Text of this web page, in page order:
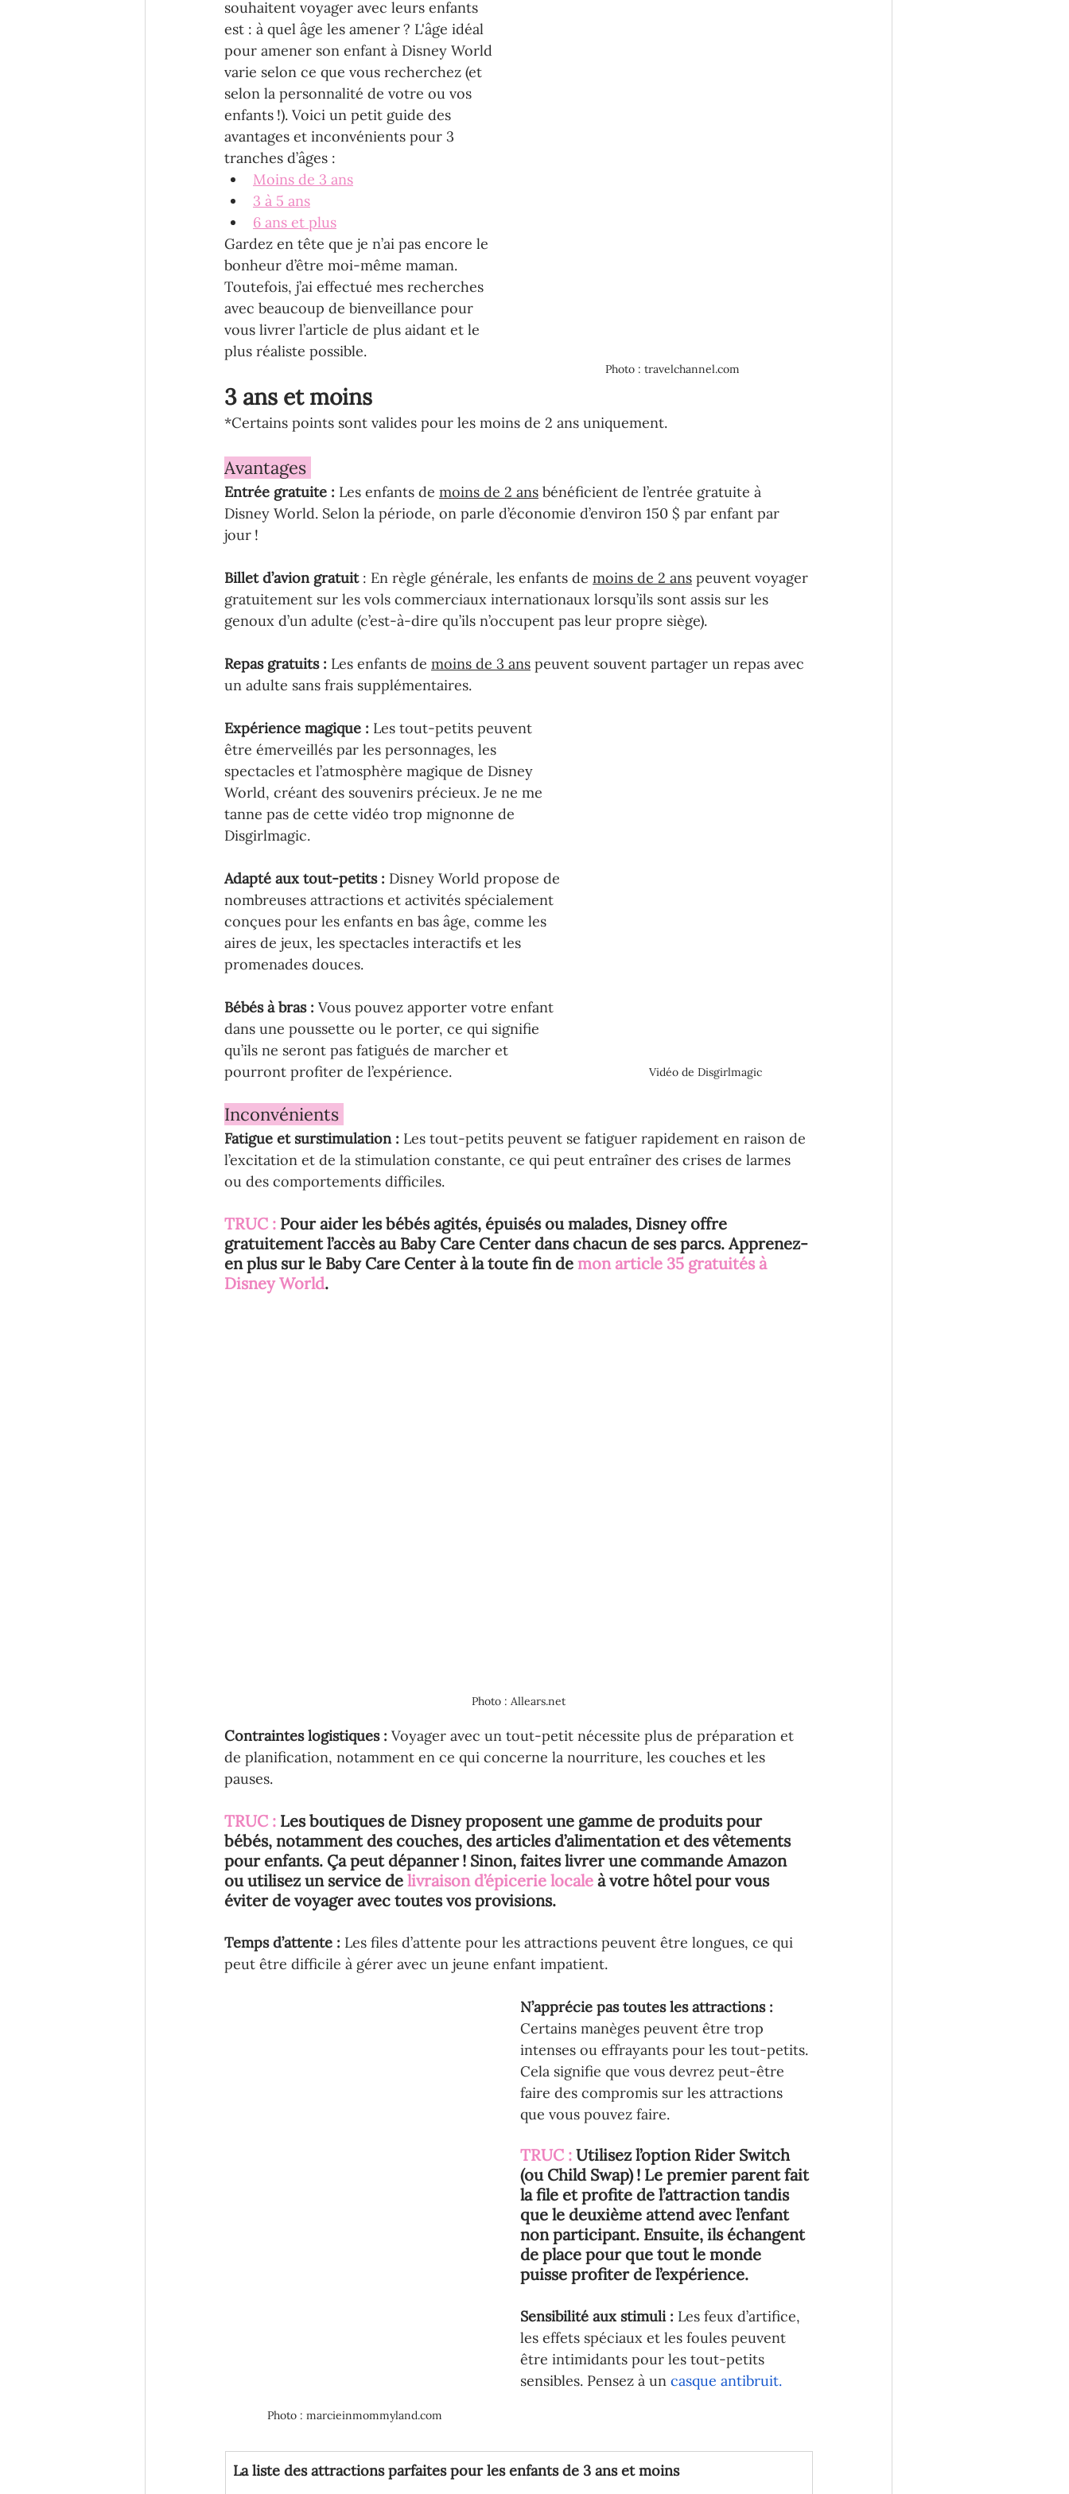
Photo : travelchannel.com
souhaitent voyager avec leurs enfants
est : à quel âge les amener ? L'âge idéal
pour amener son enfant à Disney World
varie selon ce que vous recherchez (et
selon la personnalité de votre ou vos
enfants !). Voici un petit guide des
avantages et inconvénients pour 3
tranches d’âges :
Moins de 3 ans
3 à 5 ans
6 ans et plus
Gardez en tête que je n’ai pas encore le
bonheur d’être moi-même maman.
Toutefois, j’ai effectué mes recherches
avec beaucoup de bienveillance pour
vous livrer l’article de plus aidant et le
plus réaliste possible.
3 ans et moins
*Certains points sont valides pour les moins de 2 ans uniquement.
Avantages
Entrée gratuite : Les enfants de moins de 2 ans bénéficient de l’entrée gratuite à
Disney World. Selon la période, on parle d’économie d’environ 150 $ par enfant par
jour !
Billet d’avion gratuit : En règle générale, les enfants de moins de 2 ans peuvent voyager
gratuitement sur les vols commerciaux internationaux lorsqu’ils sont assis sur les
genoux d’un adulte (c’est-à-dire qu’ils n’occupent pas leur propre siège).
Repas gratuits : Les enfants de moins de 3 ans peuvent souvent partager un repas avec
un adulte sans frais supplémentaires.
Vidéo de Disgirlmagic
Expérience magique : Les tout-petits peuvent
être émerveillés par les personnages, les
spectacles et l’atmosphère magique de Disney
World, créant des souvenirs précieux. Je ne me
tanne pas de cette vidéo trop mignonne de
Disgirlmagic.
Adapté aux tout-petits : Disney World propose de
nombreuses attractions et activités spécialement
conçues pour les enfants en bas âge, comme les
aires de jeux, les spectacles interactifs et les
promenades douces.
Bébés à bras : Vous pouvez apporter votre enfant
dans une poussette ou le porter, ce qui signifie
qu’ils ne seront pas fatigués de marcher et
pourront profiter de l’expérience.
Inconvénients
Fatigue et surstimulation : Les tout-petits peuvent se fatiguer rapidement en raison de
l’excitation et de la stimulation constante, ce qui peut entraîner des crises de larmes
ou des comportements difficiles.
TRUC : Pour aider les bébés agités, épuisés ou malades, Disney offre
gratuitement l’accès au Baby Care Center dans chacun de ses parcs. Apprenez-
en plus sur le Baby Care Center à la toute fin de mon article 35 gratuités à
Disney World.
Photo : Allears.net
Contraintes logistiques : Voyager avec un tout-petit nécessite plus de préparation et
de planification, notamment en ce qui concerne la nourriture, les couches et les
pauses.
TRUC : Les boutiques de Disney proposent une gamme de produits pour
bébés, notamment des couches, des articles d’alimentation et des vêtements
pour enfants. Ça peut dépanner ! Sinon, faites livrer une commande Amazon
ou utilisez un service de livraison d’épicerie locale à votre hôtel pour vous
éviter de voyager avec toutes vos provisions.
Temps d’attente : Les files d’attente pour les attractions peuvent être longues, ce qui
peut être difficile à gérer avec un jeune enfant impatient.
Photo : marcieinmommyland.com
N’apprécie pas toutes les attractions :
Certains manèges peuvent être trop
intenses ou effrayants pour les tout-petits.
Cela signifie que vous devrez peut-être
faire des compromis sur les attractions
que vous pouvez faire.
TRUC : Utilisez l’option Rider Switch
(ou Child Swap) ! Le premier parent fait
la file et profite de l’attraction tandis
que le deuxième attend avec l’enfant
non participant. Ensuite, ils échangent
de place pour que tout le monde
puisse profiter de l’expérience.
Sensibilité aux stimuli : Les feux d’artifice,
les effets spéciaux et les foules peuvent
être intimidants pour les tout-petits
sensibles. Pensez à un casque antibruit.
​La liste des attractions parfaites pour les enfants de 3 ans et moins